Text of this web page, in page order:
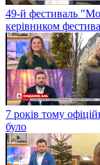
49-й фестиваль
керівником
7 років тому
було